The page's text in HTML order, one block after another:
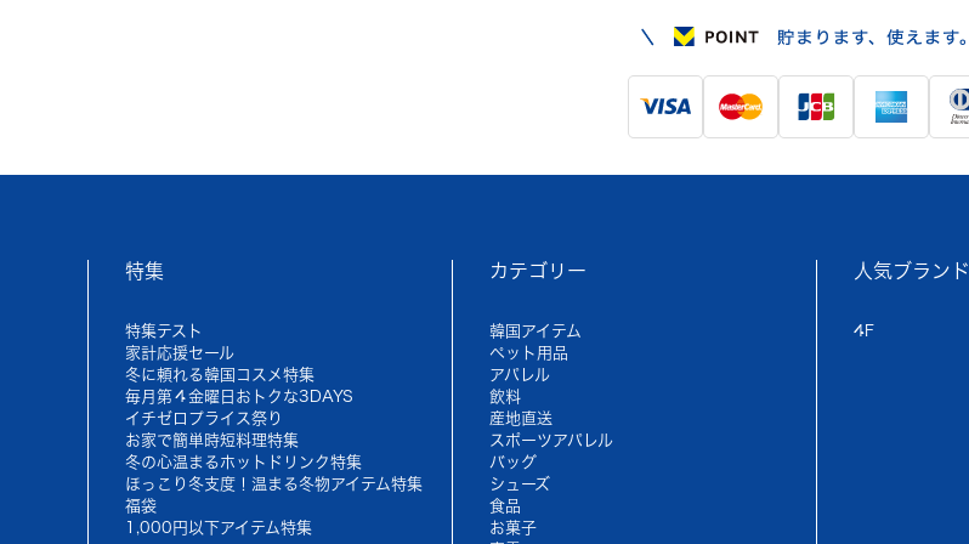
特集
特集テスト
家計応援セール
冬に頼れる韓国コスメ特集
毎月第４金曜日おトクな3DAYS
イチゼロプライス祭り
お家で簡単時短料理特集
冬の心温まるホットドリンク特集
ほっこり冬支度！温まる冬物アイテム特集
福袋
1,000円以下アイテム特集
カテゴリー
韓国アイテム
ペット用品
アパレル
飲料
産地直送
スポーツアパレル
バッグ
シューズ
食品
お菓子
人気ブランド
4F